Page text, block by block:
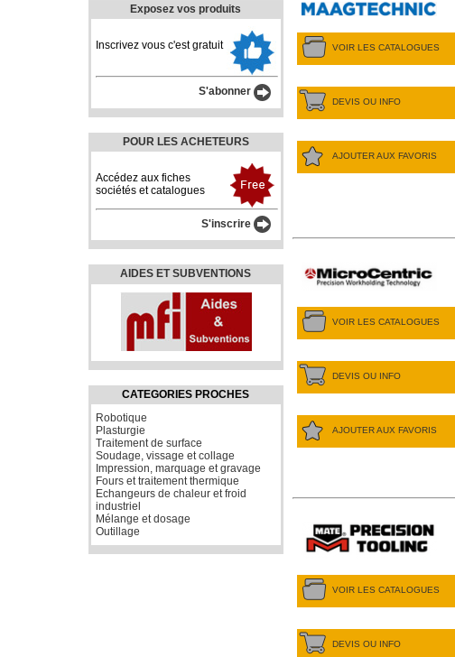
Exposez vos produits
Inscrivez vous c'est gratuit
S'abonner
POUR LES ACHETEURS
Accédez aux fiches
sociétés et catalogues
S'inscrire
AIDES ET SUBVENTIONS
CATEGORIES PROCHES
Robotique
Plasturgie
Traitement de surface
Soudage, vissage et collage
Impression, marquage et gravage
Fours et traitement thermique
Echangeurs de chaleur et froid
industriel
Mélange et dosage
Outillage
VOIR LES CATALOGUES
DEVIS OU INFO
AJOUTER AUX FAVORIS
VOIR LES CATALOGUES
DEVIS OU INFO
AJOUTER AUX FAVORIS
VOIR LES CATALOGUES
DEVIS OU INFO